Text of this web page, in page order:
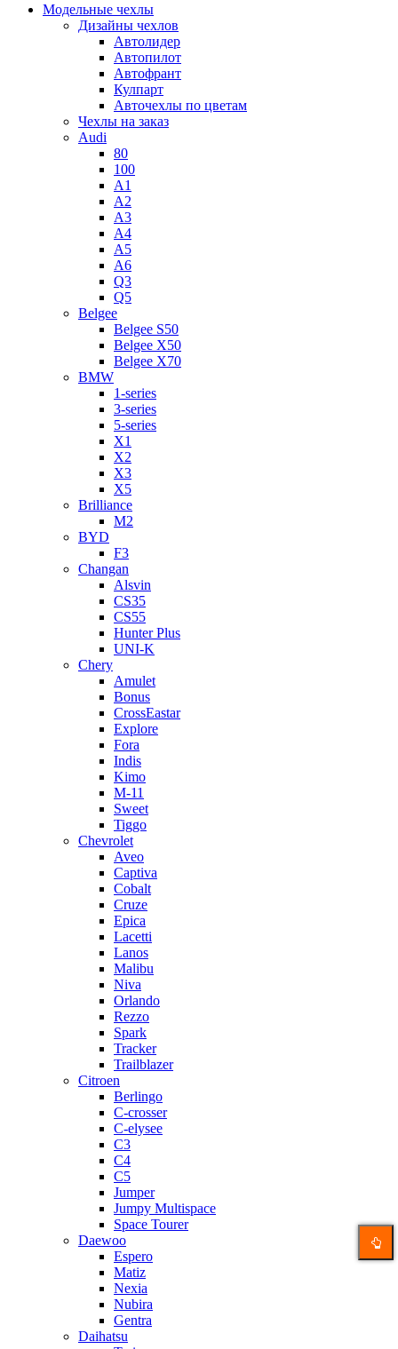
Модельные чехлы
Дизайны чехлов
Автолидер
Автопилот
Автофрант
Кулпарт
Авточехлы по цветам
Чехлы на заказ
Audi
80
100
A1
A2
A3
A4
A5
A6
Q3
Q5
Belgee
Belgee S50
Belgee X50
Belgee X70
BMW
1-series
3-series
5-series
X1
X2
X3
X5
Brilliance
M2
BYD
F3
Changan
Alsvin
CS35
CS55
Hunter Plus
UNI-K
Chery
Amulet
Bonus
CrossEastar
Explore
Fora
Indis
Kimo
M-11
Sweet
Tiggo
Chevrolet
Aveo
Captiva
Cobalt
Cruze
Epica
Lacetti
Lanos
Malibu
Niva
Orlando
Rezzo
Spark
Tracker
Trailblazer
Citroen
Berlingo
C-crosser
C-elysee
C3
C4
C5
Jumper
Jumpy Multispace
Space Tourer
Daewoo
Espero
Matiz
Nexia
Nubira
Gentra
Daihatsu